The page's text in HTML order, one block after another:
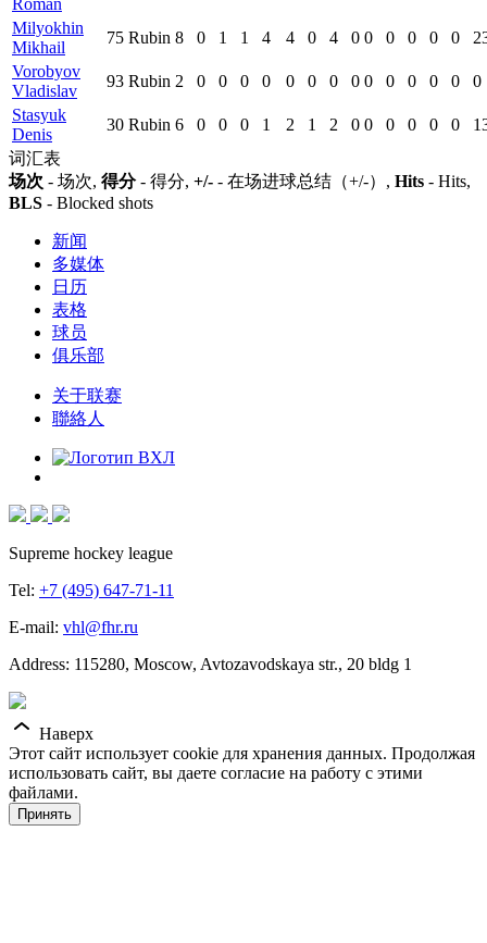
Roman
Milyokhin
Mikhail
75 Rubin 8 0 1 1 4 4 0 4 0 0 0 0 0 0
Vorobyov
Vladislav
93 Rubin 2 0 0 0 0 0 0 0 0 0 0 0 0 0
0
Stasyuk
Denis
30 Rubin 6 0 0 0 1 2 1 2 0 0 0 0 0 0
词汇表
场次 - 场次, 得分- 得分, +/- - 在场进球总结（+/-）, Hits - Hits,
BLS - Blocked shots
新闻
多媒体
日历
表格
球员
俱乐部
关于联赛
聯絡人
Supreme hockey league
Tel: +7 (495) 647-71-11
E-mail: vhl@fhr.ru
Address: 115280, Moscow, Avtozavodskaya str., 20 bldg 1
Наверх
Этот сайт использует cookie для хранения данных. Продолжая
использовать сайт, вы даете согласие на работу с этими
файлами.
Принять